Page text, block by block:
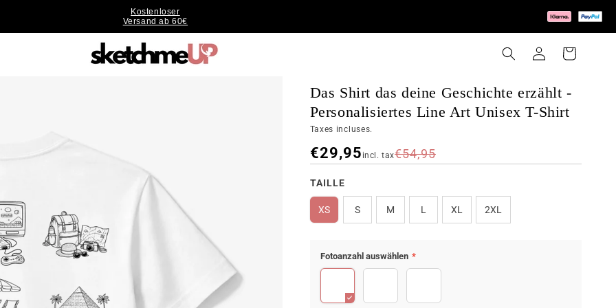
Kostenloser
Versand ab 60€
ConnexionPanier
Das Shirt das deine Geschichte erzählt -
Personalisiertes Line Art Unisex T-Shirt
Taxes incluses.
€29,95 €54,95
incl. tax
COULEUR
blanc
TAILLE
XS S M L XL 2XL
Fotoanzahl auswählen *
15